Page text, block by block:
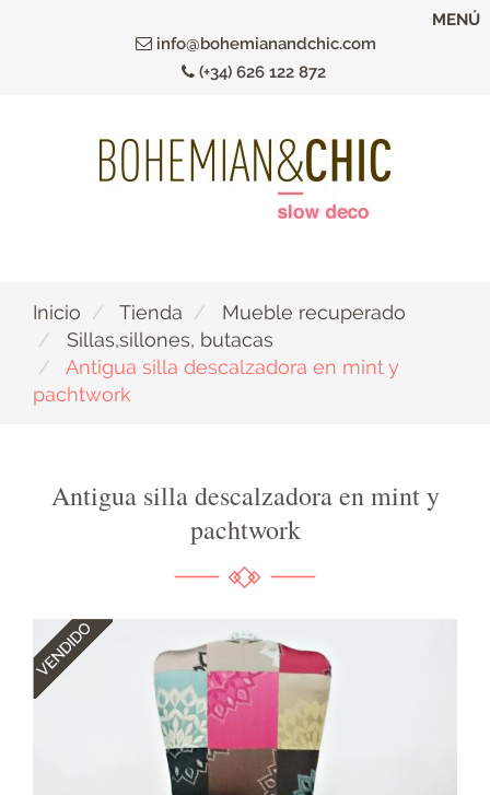
info@bohemianandchic.com
(+34) 626 122 872
MENÚ
Inicio Tienda
Mueble recuperado
Sillas,sillones, butacas
Antigua silla descalzadora en mint y
pachtwork
Antigua silla descalzadora en mint y
pachtwork